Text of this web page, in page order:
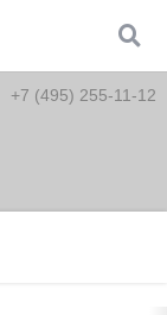
+7 (495) 255-11-12